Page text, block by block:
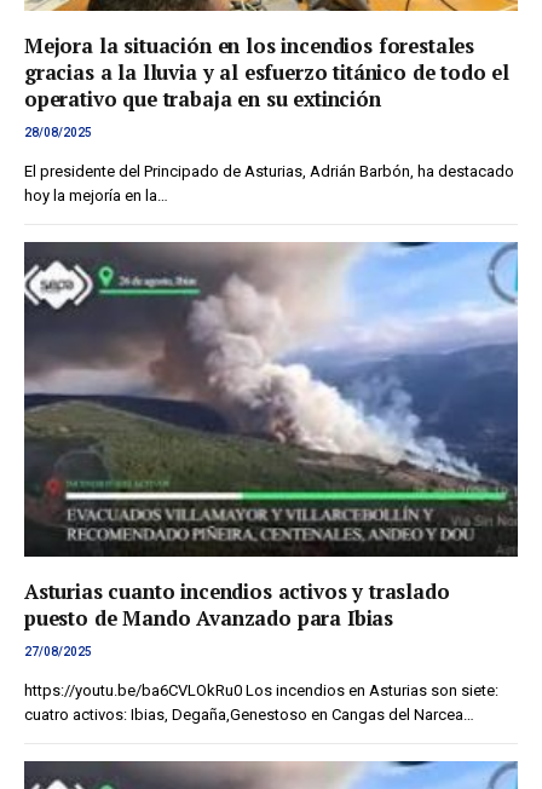
Mejora la situación en los incendios forestales
gracias a la lluvia y al esfuerzo titánico de todo el
operativo que trabaja en su extinción
28/08/2025
El presidente del Principado de Asturias, Adrián Barbón, ha destacado
hoy la mejoría en la…
Asturias cuanto incendios activos y traslado
puesto de Mando Avanzado para Ibias
27/08/2025
https://youtu.be/ba6CVLOkRu0 Los incendios en Asturias son siete:
cuatro activos: Ibias, Degaña,Genestoso en Cangas del Narcea…